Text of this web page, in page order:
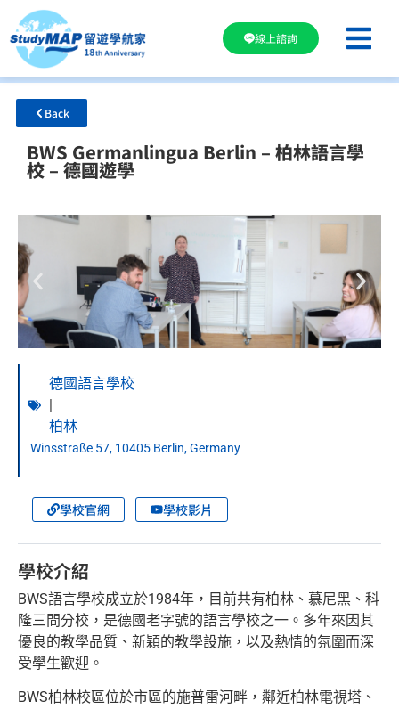
線上諮詢
Back
BWS Germanlingua Berlin – 柏林語言學
校 – 德國遊學
德國語言學校
|
柏林
Winsstraße 57, 10405 Berlin, Germany
學校官網 學校影片
學校介紹
BWS語言學校成立於1984年，目前共有柏林、慕尼黑、科
隆三間分校，是德國老字號的語言學校之一。多年來因其
優良的教學品質、新穎的教學設施，以及熱情的氛圍而深
受學生歡迎。
BWS柏林校區位於市區的施普雷河畔，鄰近柏林電視塔、